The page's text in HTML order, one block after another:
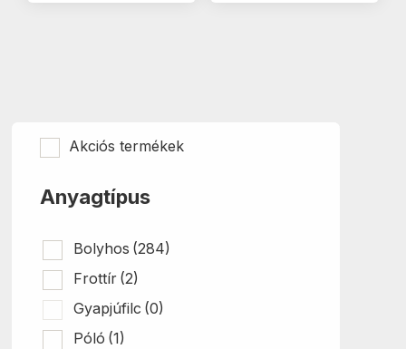
Akciós termékek
Anyagtípus
Bolyhos (284)
Frottír (2)
Gyapjúfilc (0)
Póló (1)